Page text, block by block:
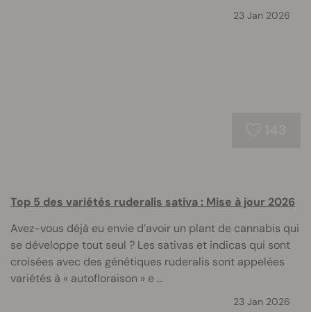
23 Jan 2026
Top 5 des variétés ruderalis sativa : Mise à jour 2026
Avez-vous déjà eu envie d’avoir un plant de cannabis qui
se développe tout seul ? Les sativas et indicas qui sont
croisées avec des génétiques ruderalis sont appelées
variétés à « autofloraison » e ...
23 Jan 2026